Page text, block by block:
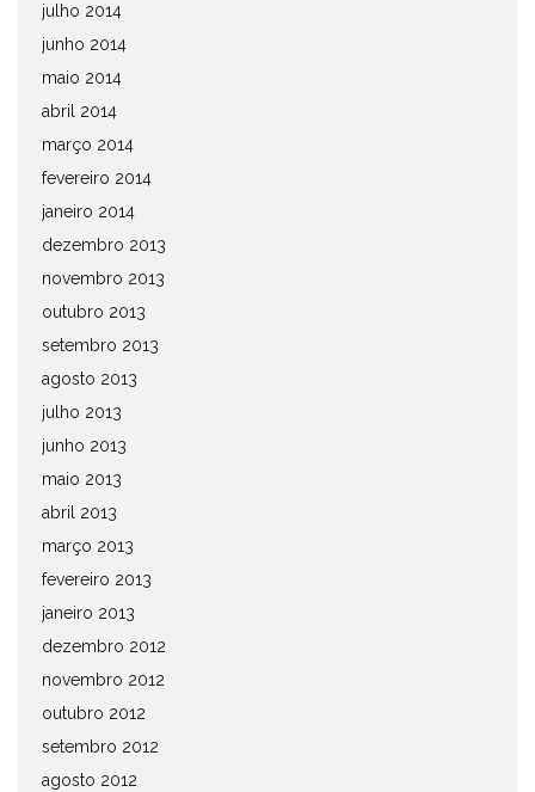
julho 2014
junho 2014
maio 2014
abril 2014
março 2014
fevereiro 2014
janeiro 2014
dezembro 2013
novembro 2013
outubro 2013
setembro 2013
agosto 2013
julho 2013
junho 2013
maio 2013
abril 2013
março 2013
fevereiro 2013
janeiro 2013
dezembro 2012
novembro 2012
outubro 2012
setembro 2012
agosto 2012